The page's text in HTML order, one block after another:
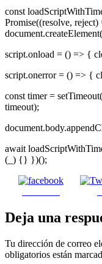
const
Promise((resolve,
script.onload = () => {
script.onerror = () => {
const timer =
timeout);
await
(_) {} })();
Deja una
Tu dirección de correo
obligatorios están